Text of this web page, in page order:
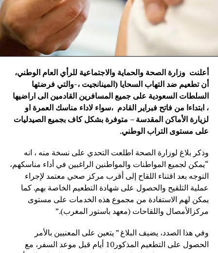
أعلنت وزارة الصحة والحماية والاجتماعية للرأي العام الوطني،
أن تطعيم ضد التهاب السحايا (المينانجيت ،-والتي فرضتها
السلطات السعودية على جميع المسافرين القادمين الى اراضيها
، ابتداءا من فاتح فبراير القادم ،سواء لاداء مناسك العمرة او
لزيارة الأماكن المقدسة – متوفرة بشكل كاف بجميع الصيدليات
على مستوى التراب الوطني.
وذكر بلاغ لوزارة الصحة اطلعت التحدي على نسخة منه ، انه
“يمكن لجميع المواطنات والمواطنين الراغبين في أداء مناسكهم،
التوجه بعد اقتناء اللقاح إلى أقرب مركز صحي معتمد لإجراء
عملية التلقيح والحصول على شهادة التطعيم الخاصة بهم. كما
يمكن لهم الاستفادة من مجموع هذه الخدمات على مستوى
مركزالأمصال واللقاحات (معهد باستور المغرب).”
وفي هذا الصدد، يضيف البلاغ ” يتعين على المعنيين بالأمر
الحصول على التطعيم المذكور10 أيام قبل موعد السفر، مع